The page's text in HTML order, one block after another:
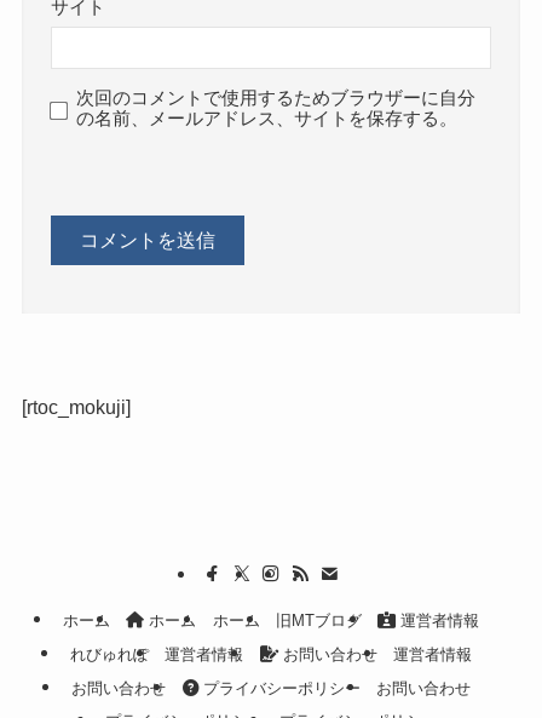
サイト
次回のコメントで使用するためブラウザーに自分
の名前、メールアドレス、サイトを保存する。
[rtoc_mokuji]
ホーム ホーム ホーム 旧MTブログ
運営者情報
れびゅれぽ
運営者情報 お問い合わせ
運営者情報
お問い合わせ
プライバシーポリシー
お問い合わせ